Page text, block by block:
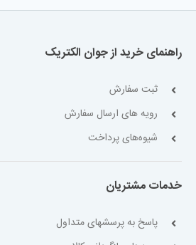
راهنمای خرید از جوان الکتریک
ثبت سفارش
رویه های ارسال سفارش
شیوه‌های پرداخت
خدمات مشتریان
پاسخ به پرسشهای متداول